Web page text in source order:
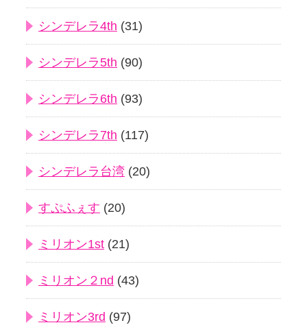
シンデレラ4th (31)
シンデレラ5th (90)
シンデレラ6th (93)
シンデレラ7th (117)
シンデレラ台湾 (20)
すぷふぇす (20)
ミリオン1st (21)
ミリオン２nd (43)
ミリオン3rd (97)